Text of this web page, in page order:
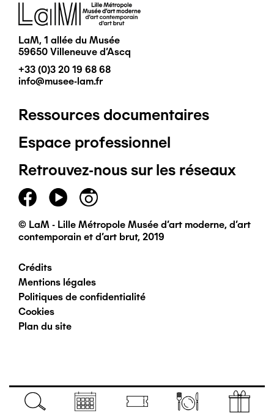
Navigation
Image
LaM, 1 allée du Musée
59650 Villeneuve d'Ascq
+33 (0)3 20 19 68 68
info@musee-lam.fr
Pied
de
page
principal
Ressources documentaires
Espace professionnel
Retrouvez-nous sur les réseaux
© LaM - Lille Métropole Musée d'art moderne, d'art
contemporain et d'art brut, 2019
Pied
de
page
Crédits
Mentions légales
Politiques de confidentialité
Cookies
Plan du site